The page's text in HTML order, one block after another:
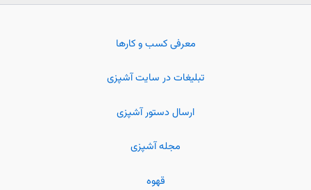
معرفی کسب و کارها
تبلیغات در سایت آشپزی
ارسال دستور آشپزی
مجله آشپزی
قهوه